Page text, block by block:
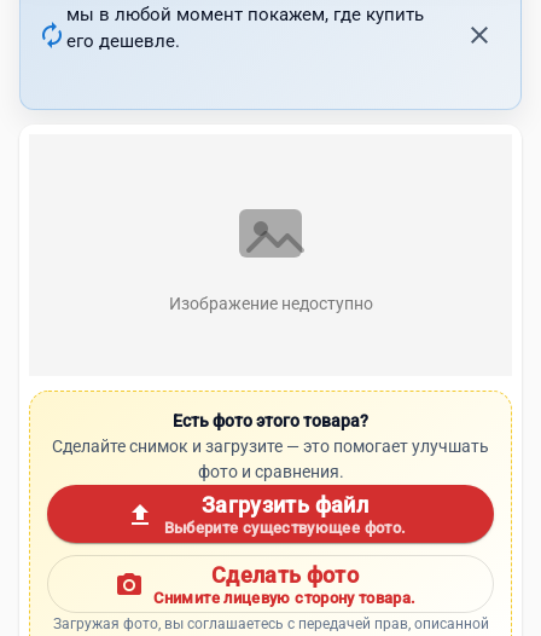
autorenew
мы в любой момент покажем, где купить
его дешевле.
close
Изображение недоступно
Есть фото этого товара?
Сделайте снимок и загрузите — это помогает улучшать
фото и сравнения.
upload Загрузить файл
Выберите существующее фото.
photo_camera Сделать фото
Снимите лицевую сторону товара.
Загружая фото, вы соглашаетесь с передачей прав, описанной